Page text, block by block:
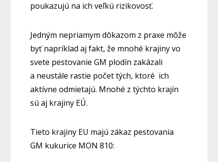
poukazujú na ich veľkú rizikovosť.
Jedným nepriamym dôkazom z praxe môže
byť napríklad aj fakt, že mnohé krajiny vo
svete pestovanie GM plodín zakázali
a neustále rastie počet tých, ktoré ich
aktívne odmietajú. Mnohé z týchto krajín
sú aj krajiny EÚ.
Tieto krajiny EU majú zákaz pestovania
GM kukurice MON 810: